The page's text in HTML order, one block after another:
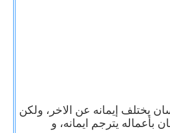
يختلف إيمانه عن الاخر، ولكن
بأعماله يترجم ايمانه، و